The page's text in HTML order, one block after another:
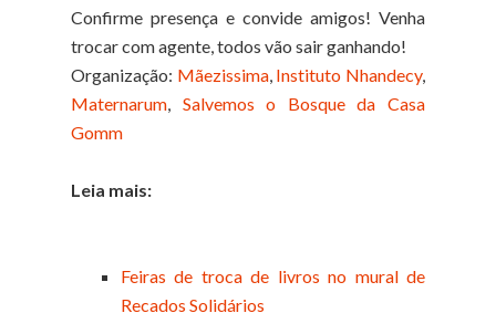
Confirme presença e convide amigos! Venha
trocar com agente, todos vão sair ganhando!
Organização: Mãezissima, Instituto Nhandecy,
Maternarum, Salvemos o Bosque da Casa
Gomm
Leia mais:
Feiras de troca de livros no mural de
Recados Solidários